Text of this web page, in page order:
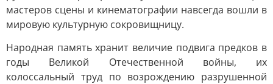
мастеров сцены и кинематографии навсегда вошли в
мировую культурную сокровищницу.
Народная память хранит величие подвига предков в
годы Великой Отечественной войны, их
колоссальный труд по возрождению разрушенной